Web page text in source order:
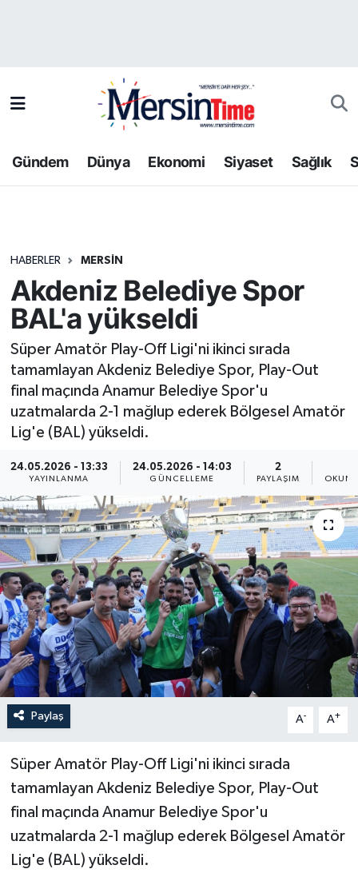
Gündem Dünya Ekonomi Siyaset Sağlık
HABERLER MERSIN
Akdeniz Belediye Spor
BAL'a yükseldi
Süper Amatör Play-Off Ligi'ni ikinci sırada
tamamlayan Akdeniz Belediye Spor, Play-Out
final maçında Anamur Belediye Spor'u
uzatmalarda 2-1 mağlup ederek Bölgesel Amatör
Lig'e (BAL) yükseldi.
24.05.2026 - 13:33
YAYINLANMA
24.05.2026 - 14:03
GÜNCELLEME
2
PAYLAŞIM
Paylaş A- A+
Süper Amatör Play-Off Ligi'ni ikinci sırada
tamamlayan Akdeniz Belediye Spor, Play-Out
final maçında Anamur Belediye Spor'u
uzatmalarda 2-1 mağlup ederek Bölgesel Amatör
Lig'e (BAL) yükseldi.
Bilim-Teknoloji
Dünya
Ekonomi
Gündem
Kültür-Sanat
Resmi İlan
Sağlık
Siyaset
Spor
Yaşam
Trafik Durumu
Tüm Manşetler
Haber Arşivi